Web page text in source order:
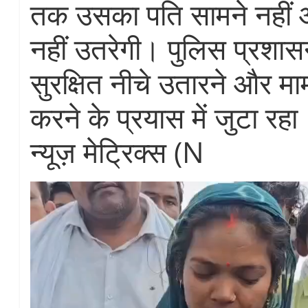
तक उसका पति सामने नहीं
नहीं उतरेगी। पुलिस
सुरक्षित नीचे उतारने और
करने के प्रयास में जुटा
न्यूज़ मेट्रिक्स (N
Video
Player